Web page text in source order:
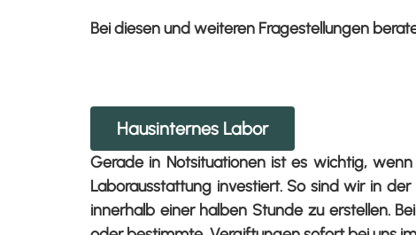
Bei diesen und weiteren Fragestellungen
Hausinternes Labor
Gerade in Notsituationen ist es wichtig,
Laborausstattung investiert. So sind wir in
innerhalb einer halben Stunde zu erstellen.